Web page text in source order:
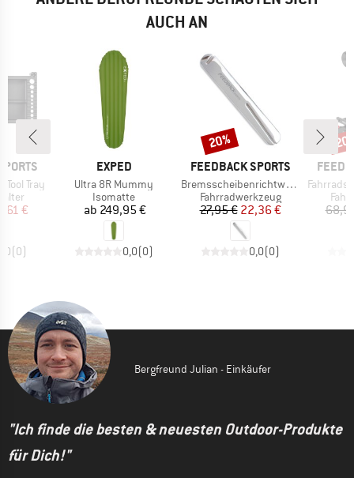
AUCH AN
Tray
Preis
€
(0)
MARKE
EXPED
Artikel
Ultra 8R Mummy
Produktgruppe
Isomatte
Preis
ab 249,95 €
0,0(0)
MARKE
FEEDBACK SPORTS
Artikel
Bremsscheibenrichtwerkzeug
Produktgruppe
Fahrradwerkzeug
Preis
27,95 € reduzierter Preis
22,36 €
0,0(0)
Rabatt
20%
MARKE
Artikel
Bergfreund Julian - Einkäufer
"Ich finde die besten & neuesten Outdoor-Produkte
für Dich!"